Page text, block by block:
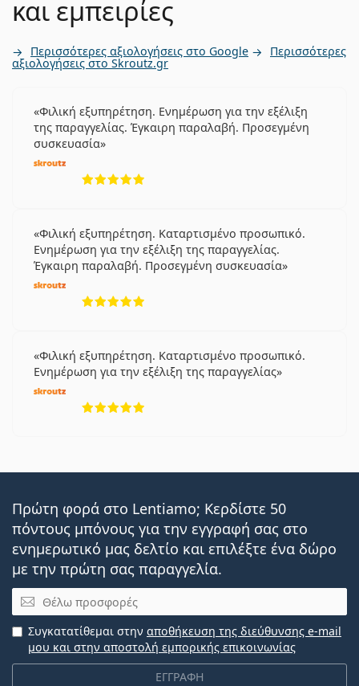
και εμπειρίες
Περισσότερες αξιολογήσεις στο Google Περισσότερες
αξιολογήσεις στο Skroutz.gr
Φιλική εξυπηρέτηση. Ενημέρωση για την εξέλιξη
της παραγγελίας. Έγκαιρη παραλαβή. Προσεγμένη
συσκευασία
Φιλική εξυπηρέτηση. Καταρτισμένο προσωπικό.
Ενημέρωση για την εξέλιξη της παραγγελίας.
Έγκαιρη παραλαβή. Προσεγμένη συσκευασία
Φιλική εξυπηρέτηση. Καταρτισμένο προσωπικό.
Ενημέρωση για την εξέλιξη της παραγγελίας
Πρώτη φορά στο Lentiamo; Κερδίστε 50
πόντους μπόνους για την εγγραφή σας στο
ενημερωτικό μας δελτίο και επιλέξτε ένα δώρο
με την πρώτη σας παραγγελία.
Email
ΕΓΓΡΑΦΗ
Συγκατατίθεμαι στην αποθήκευση της διεύθυνσης e-mail
μου και στην αποστολή εμπορικής επικοινωνίας